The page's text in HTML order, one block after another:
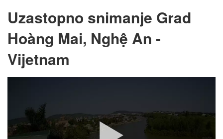
Uzastopno snimanje Grad
Hoàng Mai, Nghệ An -
Vijetnam